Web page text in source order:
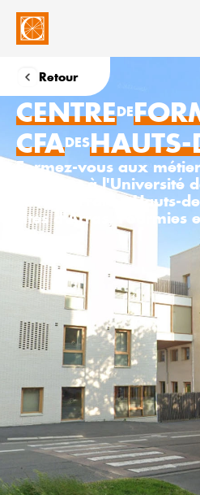
Retour
CENTREDE
CFADESHAUTS-
Formez-vous aux
bâtiment à l'Université
Tour de France Hauts-
sites d'Arras, Fourmies